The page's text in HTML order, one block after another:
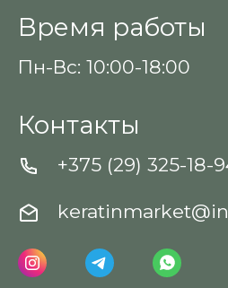
Время работы
Пн-Вс: 10:00-18:00
Контакты
+375 (29) 325-18-